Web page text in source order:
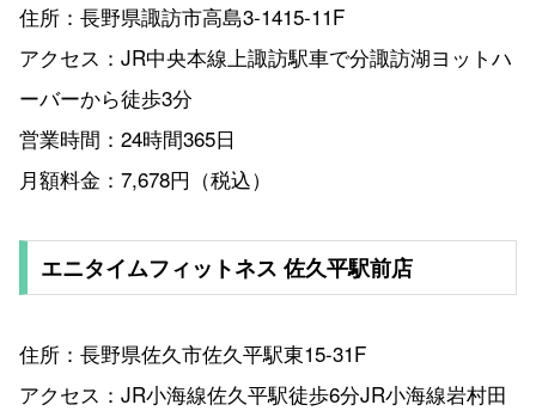
住所：長野県諏訪市高島3-1415-11F
アクセス：JR中央本線上諏訪駅車で分諏訪湖ヨットハ
ーバーから徒歩3分
営業時間：24時間365日
月額料金：7,678円（税込）
エニタイムフィットネス 佐久平駅前店
住所：長野県佐久市佐久平駅東15-31F
アクセス：JR小海線佐久平駅徒歩6分JR小海線岩村田